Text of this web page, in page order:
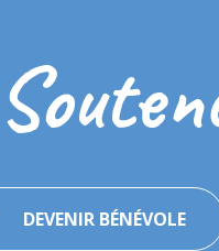
DEVENIR BÉNÉVOLE